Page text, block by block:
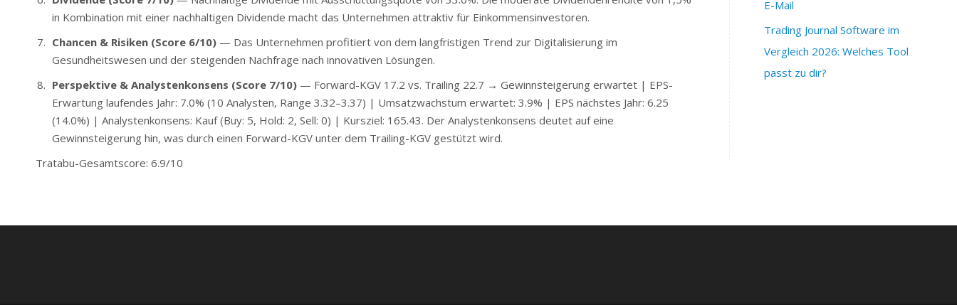
in Kombination mit einer nachhaltigen Dividende macht das Unternehmen attraktiv für Einkommensinvestoren.
Chancen & Risiken (Score 6/10)— Das Unternehmen profitiert von dem langfristigen Trend zur Digitalisierung im
Gesundheitswesen und der steigenden Nachfrage nach innovativen Lösungen.
Perspektive & Analystenkonsens (Score 7/10)— Forward-KGV 17.2 vs. Trailing 22.7 → Gewinnsteigerung erwartet | EPS-
Erwartung laufendes Jahr: 7.0% (10 Analysten, Range 3.32–3.37) | Umsatzwachstum erwartet: 3.9% | EPS nächstes Jahr: 6.25
(14.0%) | Analystenkonsens: Kauf (Buy: 5, Hold: 2, Sell: 0) | Kursziel: 165.43. Der Analystenkonsens deutet auf eine
Gewinnsteigerung hin, was durch einen Forward-KGV unter dem Trailing-KGV gestützt wird.
Tratabu-Gesamtscore: 6.9/10
E-Mail
Trading Journal Software im
Vergleich 2026: Welches Tool
passt zu dir?